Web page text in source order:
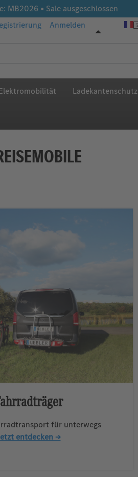
MB2026 • Sale ausgeschlossen
Anmelden
Ladekantenschutz
für unterwegs
entdecken →